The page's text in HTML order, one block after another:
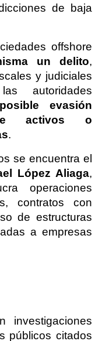
de baja
offshore
un delito,
y judiciales
autoridades
posible evasión
activos o
.
se encuentra el
López Aliaga,
operaciones
contratos con
de estructuras
a empresas
investigaciones
públicos citados